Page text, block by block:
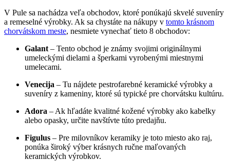
V Pule sa nachádza veľa obchodov, ktoré ponúkajú skvelé suveníry
a remeselné výrobky. Ak sa chystáte na nákupy v tomto krásnom
chorvátskom meste, nesmiete vynechať tieto 8 obchodov:
Galant – Tento obchod je známy svojimi originálnymi
umeleckými dielami a šperkami vyrobenými miestnymi
umelecami.
Venecija – Tu nájdete pestrofarebné keramické výrobky a
suveníry z kameniny, ktoré sú typické pre chorvátsku kultúru.
Adora – Ak hľadáte kvalitné kožené výrobky ako kabelky
alebo opasky, určite navštívte túto predajňu.
Figulus – Pre milovníkov keramiky je toto miesto ako raj,
ponúka široký výber krásnych ručne maľovaných
keramických výrobkov.